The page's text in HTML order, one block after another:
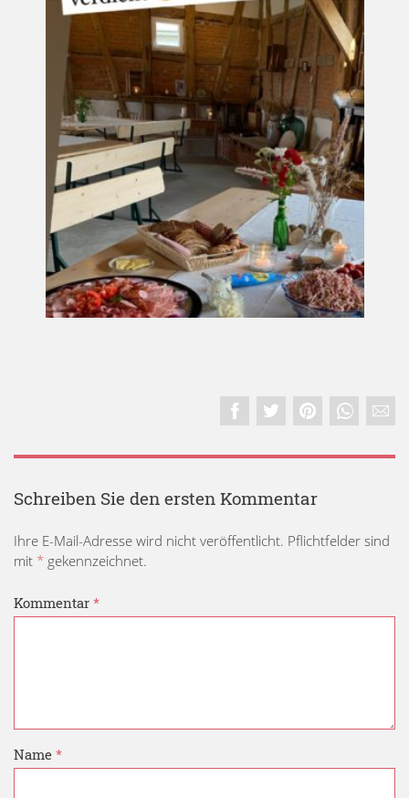
Schreiben Sie den ersten Kommentar
Ihre E-Mail-Adresse wird nicht veröffentlicht. Pflichtfelder sind
mit * gekennzeichnet.
Kommentar *
Name *